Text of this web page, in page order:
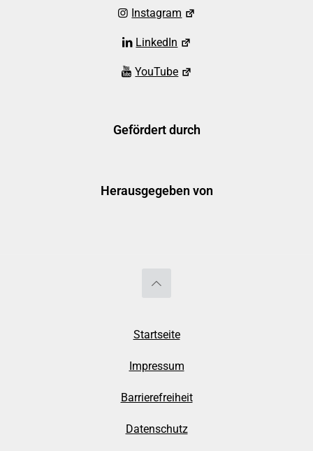
Instagram
LinkedIn
YouTube
Gefördert durch
Herausgegeben von
Startseite
Impressum
Barrierefreiheit
Datenschutz